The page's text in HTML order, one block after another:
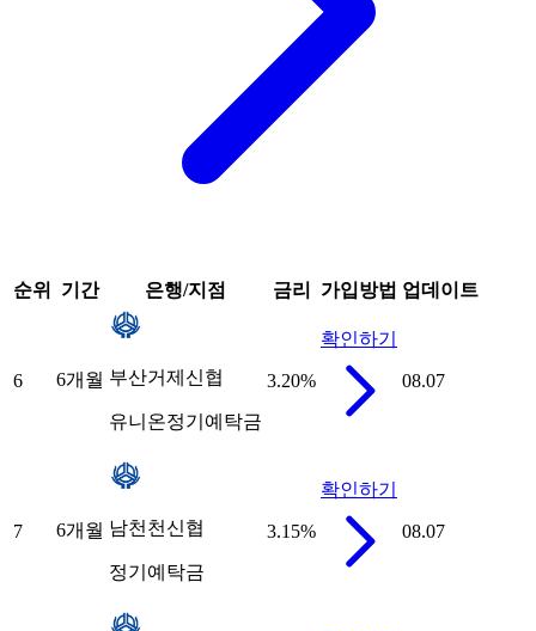
순위 기간 은행/지점 금리 가입방법 업데이트
6 6개월 부산거제신협
유니온정기예탁금
3.20%
확인하기
08.07
7 6개월 남천천신협
정기예탁금
3.15%
확인하기
08.07